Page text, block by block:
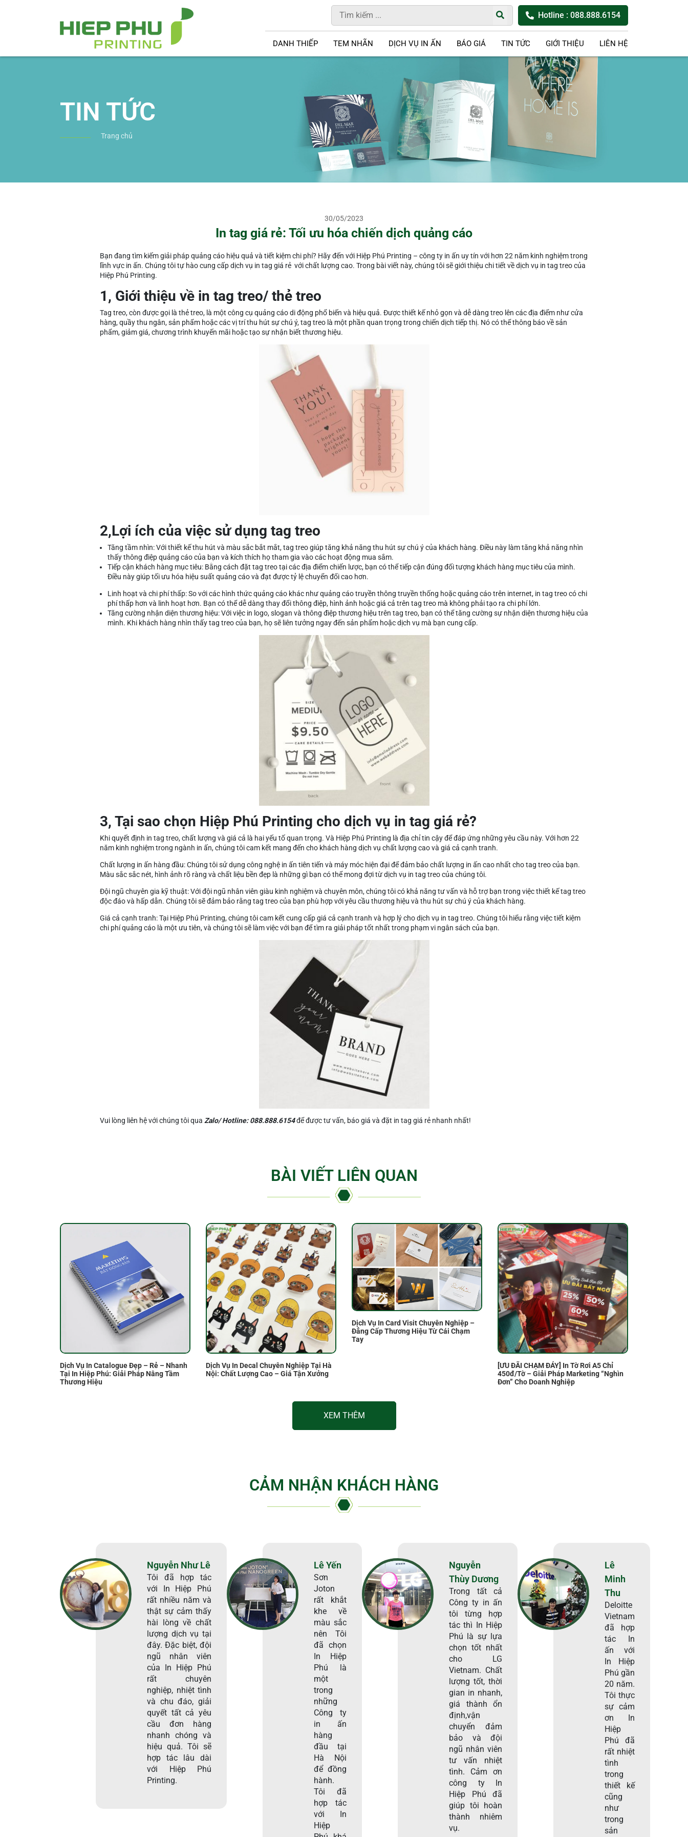
Hotline : 088.888.6154
DANH THIẾP TEM NHÃN DỊCH VỤ IN ẤN BÁO GIÁ TIN TỨC GIỚI THIỆU LIÊN HỆ
TIN TỨC
Trang chủ
30/05/2023
In tag giá rẻ: Tối ưu hóa chiến dịch quảng cáo
Bạn đang tìm kiếm giải pháp quảng cáo hiệu quả và tiết kiệm chi phí? Hãy đến với Hiệp Phú Printing – công ty in ấn uy tín với hơn 22 năm kinh nghiệm trong
lĩnh vực in ấn. Chúng tôi tự hào cung cấp dịch vụ in tag giá rẻ với chất lượng cao. Trong bài viết này, chúng tôi sẽ giới thiệu chi tiết về dịch vụ in tag treo của
Hiệp Phú Printing.
1, Giới thiệu về in tag treo/ thẻ treo
Tag treo, còn được gọi là thẻ treo, là một công cụ quảng cáo di động phổ biến và hiệu quả. Được thiết kế nhỏ gọn và dễ dàng treo lên các địa điểm như cửa
hàng, quầy thu ngân, sản phẩm hoặc các vị trí thu hút sự chú ý, tag treo là một phần quan trọng trong chiến dịch tiếp thị. Nó có thể thông báo về sản
phẩm, giảm giá, chương trình khuyến mãi hoặc tạo sự nhận biết thương hiệu.
2,Lợi ích của việc sử dụng tag treo
Tăng tầm nhìn: Với thiết kế thu hút và màu sắc bắt mắt, tag treo giúp tăng khả năng thu hút sự chú ý của khách hàng. Điều này làm tăng khả năng nhìn
thấy thông điệp quảng cáo của bạn và kích thích họ tham gia vào các hoạt động mua sắm.
Tiếp cận khách hàng mục tiêu: Bằng cách đặt tag treo tại các địa điểm chiến lược, bạn có thể tiếp cận đúng đối tượng khách hàng mục tiêu của mình.
Điều này giúp tối ưu hóa hiệu suất quảng cáo và đạt được tỷ lệ chuyển đổi cao hơn.
Linh hoạt và chi phí thấp: So với các hình thức quảng cáo khác như quảng cáo truyền thông truyền thống hoặc quảng cáo trên internet, in tag treo có chi
phí thấp hơn và linh hoạt hơn. Bạn có thể dễ dàng thay đổi thông điệp, hình ảnh hoặc giá cả trên tag treo mà không phải tạo ra chi phí lớn.
Tăng cường nhận diện thương hiệu: Với việc in logo, slogan và thông điệp thương hiệu trên tag treo, bạn có thể tăng cường sự nhận diện thương hiệu của
mình. Khi khách hàng nhìn thấy tag treo của bạn, họ sẽ liên tưởng ngay đến sản phẩm hoặc dịch vụ mà bạn cung cấp.
3, Tại sao chọn Hiệp Phú Printing cho dịch vụ in tag giá rẻ?
Khi quyết định in tag treo, chất lượng và giá cả là hai yếu tố quan trọng. Và Hiệp Phú Printing là địa chỉ tin cậy để đáp ứng những yêu cầu này. Với hơn 22
năm kinh nghiệm trong ngành in ấn, chúng tôi cam kết mang đến cho khách hàng dịch vụ chất lượng cao và giá cả cạnh tranh.
Chất lượng in ấn hàng đầu: Chúng tôi sử dụng công nghệ in ấn tiên tiến và máy móc hiện đại để đảm bảo chất lượng in ấn cao nhất cho tag treo của bạn.
Màu sắc sắc nét, hình ảnh rõ ràng và chất liệu bền đẹp là những gì bạn có thể mong đợi từ dịch vụ in tag treo của chúng tôi.
Đội ngũ chuyên gia kỹ thuật: Với đội ngũ nhân viên giàu kinh nghiệm và chuyên môn, chúng tôi có khả năng tư vấn và hỗ trợ bạn trong việc thiết kế tag treo
độc đáo và hấp dẫn. Chúng tôi sẽ đảm bảo rằng tag treo của bạn phù hợp với yêu cầu thương hiệu và thu hút sự chú ý của khách hàng.
Giá cả cạnh tranh: Tại Hiệp Phú Printing, chúng tôi cam kết cung cấp giá cả cạnh tranh và hợp lý cho dịch vụ in tag treo. Chúng tôi hiểu rằng việc tiết kiệm
chi phí quảng cáo là một ưu tiên, và chúng tôi sẽ làm việc với bạn để tìm ra giải pháp tốt nhất trong phạm vi ngân sách của bạn.
Vui lòng liên hệ với chúng tôi qua Zalo/ Hotline: 088.888.6154để được tư vấn, báo giá và đặt in tag giá rẻ nhanh nhất!
BÀI VIẾT LIÊN QUAN
Dịch Vụ In Catalogue Đẹp – Rẻ – Nhanh
Tại In Hiệp Phú: Giải Pháp Nâng Tầm
Thương Hiệu
Dịch Vụ In Decal Chuyên Nghiệp Tại Hà
Nội: Chất Lượng Cao – Giá Tận Xưởng
Dịch Vụ In Card Visit Chuyên Nghiệp –
Đẳng Cấp Thương Hiệu Từ Cái Chạm
Tay
[ƯU ĐÃI CHẠM ĐÁY] In Tờ Rơi A5 Chỉ
450đ/Tờ – Giải Pháp Marketing “Nghìn
Đơn” Cho Doanh Nghiệp
XEM THÊM
CẢM NHẬN KHÁCH HÀNG
Nguyễn Như Lê
Tôi đã hợp tác
với In Hiệp Phú
rất nhiều năm và
thật sự cảm thấy
hài lòng về chất
lượng dịch vụ tại
đây. Đặc biệt, đội
ngũ nhân viên
của In Hiệp Phú
rất chuyên
nghiệp, nhiệt tình
và chu đáo, giải
quyết tất cả yêu
cầu đơn hàng
nhanh chóng và
hiệu quả. Tôi sẽ
hợp tác lâu dài
với Hiệp Phú
Printing.
Lê Yến
Sơn
Joton
rất khắt
khe về
màu sắc
nên Tôi
đã chọn
In Hiệp
Phú là
một
trong
những
Công ty
in ấn
hàng
đầu tại
Hà Nội
để đồng
hành.
Tôi đã
hợp tác
với In
Hiệp
Nguyễn
Thùy Dương
Trong tất cả
Công ty in ấn
tôi từng hợp
tác thì In Hiệp
Phú là sự lựa
chọn tốt nhất
cho LG
Vietnam. Chất
lượng tốt, thời
gian in nhanh,
giá thành ổn
định,vận
chuyển đảm
bảo và đội
ngũ nhân viên
tư vấn nhiệt
tình. Cảm ơn
công ty In
Hiệp Phú đã
giúp tôi hoàn
thành nhiêm
vụ.
Lê
Minh
Thu
Deloitte
Vietnam
đã hợp
tác In
ấn với
In Hiệp
Phú gần
20 năm.
Tôi thực
sự cảm
ơn In
Hiệp
Phú đã
rất nhiệt
tình
trong
thiết kế
cũng
như
trong
sản